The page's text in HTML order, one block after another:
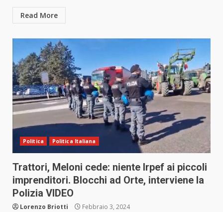
Read More
Politica Politica Italiana
Trattori, Meloni cede: niente Irpef ai piccoli
imprenditori. Blocchi ad Orte, interviene la
Polizia VIDEO
Lorenzo Briotti Febbraio 3, 2024